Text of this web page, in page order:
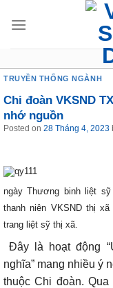
TRUYỀN THỐNG NGÀNH
Chi đoàn VKSND
nhớ nguồn
Posted on 28 Tháng 4, 2023
ngày Thương binh liệt sỹ
thanh niên VKSND thị
trang liệt sỹ thị xã.
Đây là hoạt động
nghĩa” mang nhiều ý
thuộc Chi đoàn.